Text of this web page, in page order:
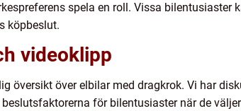
spela en roll. Vissa bilentusiaster
köpbeslut.
videoklipp
översikt över elbilar med dragkrok. Vi har
för bilentusiaster när de